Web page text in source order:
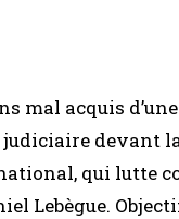
mal acquis
judiciaire devant
qui lutte
Lebègue.